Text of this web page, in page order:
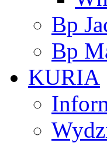
Bp
Bp
KURIA